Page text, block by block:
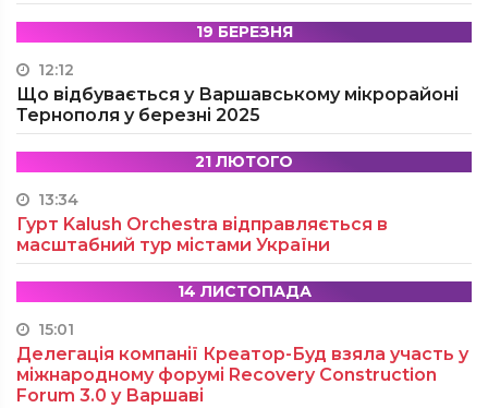
19 БЕРЕЗНЯ
12:12
Що відбувається у Варшавському мікрорайоні
Тернополя у березні 2025
21 ЛЮТОГО
13:34
Гурт Kalush Orchestra відправляється в
масштабний тур містами України
14 ЛИСТОПАДА
15:01
Делегація компанії Креатор-Буд взяла участь у
міжнародному форумі Recovery Construction
Forum 3.0 у Варшаві